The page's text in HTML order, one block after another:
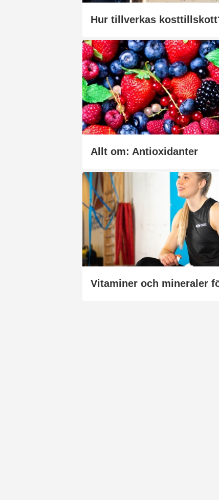
Hur tillverkas
Allt om: Antioxidanter
Vitaminer och mineraler